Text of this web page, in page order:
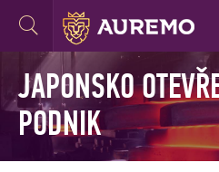
JAPONSKO
PODNIK